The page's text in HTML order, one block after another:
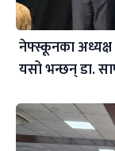
नेफ्स्कूनका अध्यक्ष
यसो भन्छन् डा‍.